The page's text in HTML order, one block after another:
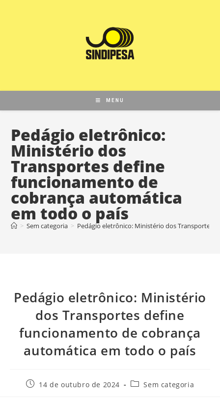
MENU
Pedágio eletrônico:
Ministério dos
Transportes define
funcionamento de
cobrança automática
em todo o país
> Sem categoria > Pedágio eletrônico: Ministério dos Transportes
Pedágio eletrônico: Ministério
dos Transportes define
funcionamento de cobrança
automática em todo o país
14 de outubro de 2024 Sem categoria